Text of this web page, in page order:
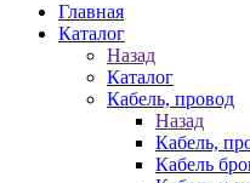
Главная
Каталог
Назад
Каталог
Кабель, провод
Назад
Кабель,
Кабель